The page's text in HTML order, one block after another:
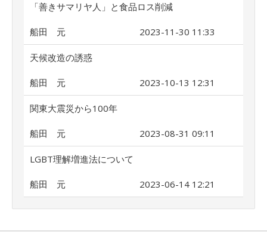
「善きサマリヤ人」と食品ロス削減
船田 元 2023-11-30 11:33
天候改造の誘惑
船田 元 2023-10-13 12:31
関東大震災から100年
船田 元 2023-08-31 09:11
LGBT理解増進法について
船田 元 2023-06-14 12:21